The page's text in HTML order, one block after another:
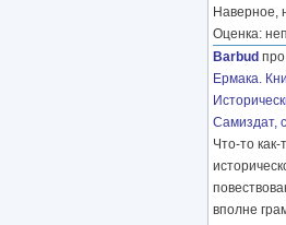
Наверное,
Оценка:
Barbud про
Ермака.
Самиздат,
Что-то
вполне